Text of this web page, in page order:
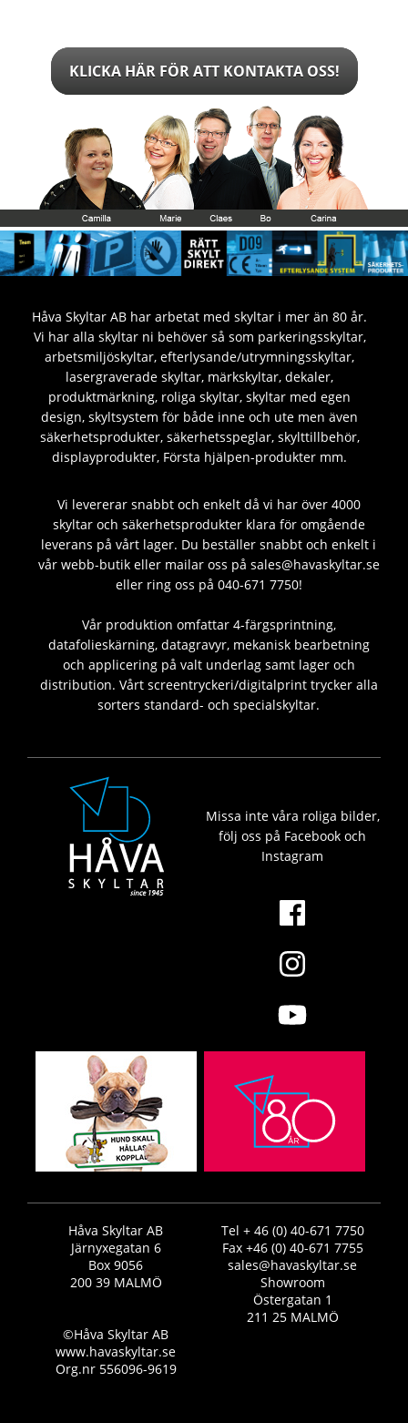
KLICKA HÄR FÖR ATT KONTAKTA OSS!
Håva Skyltar AB har arbetat med skyltar i mer än 80 år.
Vi har alla skyltar ni behöver så som parkeringsskyltar,
arbetsmiljöskyltar, efterlysande/utrymningsskyltar,
lasergraverade skyltar, märkskyltar, dekaler,
produktmärkning, roliga skyltar, skyltar med egen
design, skyltsystem för både inne och ute men även
säkerhetsprodukter, säkerhetsspeglar, skylttillbehör,
displayprodukter, Första hjälpen-produkter mm.
Vi levererar snabbt och enkelt då vi har över 4000
skyltar och säkerhetsprodukter klara för omgående
leverans på vårt lager. Du beställer snabbt och enkelt i
vår webb-butik eller mailar oss på sales@havaskyltar.se
eller ring oss på 040-671 7750!
Vår produktion omfattar 4-färgsprintning,
datafolieskärning, datagravyr, mekanisk bearbetning
och applicering på valt underlag samt lager och
distribution. Vårt screentryckeri/digitalprint trycker alla
sorters standard- och specialskyltar.
Missa inte våra roliga bilder,
följ oss på Facebook och
Instagram
Håva Skyltar AB
Järnyxegatan 6
Box 9056
200 39 MALMÖ
Tel + 46 (0) 40-671 7750
Fax +46 (0) 40-671 7755
sales@havaskyltar.se
Showroom
Östergatan 1
211 25 MALMÖ
©Håva Skyltar AB
www.havaskyltar.se
Org.nr 556096-9619